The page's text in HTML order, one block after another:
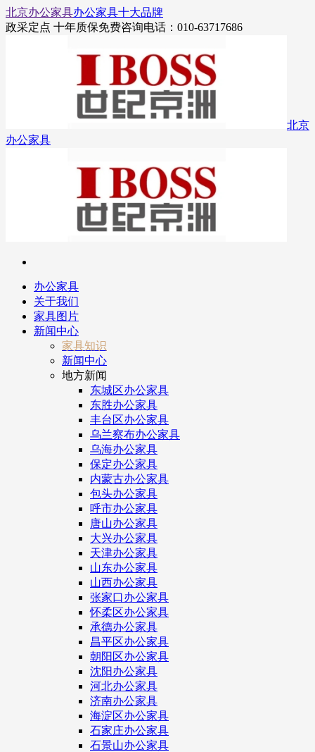
北京办公家具办公家具十大品牌
政采定点 十年质保免费咨询电话：010-63717686
北京
办公家具
办公家具
关于我们
家具图片
新闻中心
家具知识
新闻中心
地方新闻
东城区办公家具
东胜办公家具
丰台区办公家具
乌兰察布办公家具
乌海办公家具
保定办公家具
内蒙古办公家具
包头办公家具
呼市办公家具
唐山办公家具
大兴办公家具
天津办公家具
山东办公家具
山西办公家具
张家口办公家具
怀柔区办公家具
承德办公家具
昌平区办公家具
朝阳区办公家具
沈阳办公家具
河北办公家具
济南办公家具
海淀区办公家具
石家庄办公家具
石景山办公家具